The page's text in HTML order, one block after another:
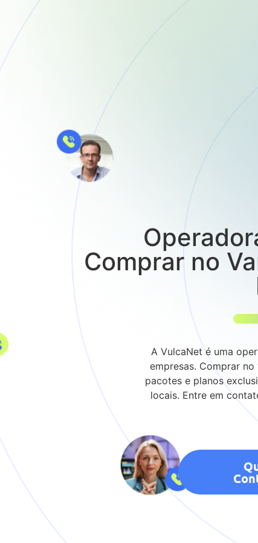
Comprar no
A VulcaNet é uma
empresas. Comprar
pacotes e planos
locais. Entre em